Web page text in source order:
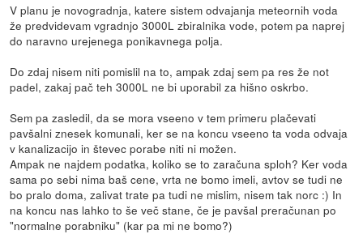
V planu je novogradnja, katere sistem odvajanja meteornih voda
že predvidevam vgradnjo 3000L zbiralnika vode, potem pa naprej
do naravno urejenega ponikavnega polja.
Do zdaj nisem niti pomislil na to, ampak zdaj sem pa res že not
padel, zakaj pač teh 3000L ne bi uporabil za hišno oskrbo.
Sem pa zasledil, da se mora vseeno v tem primeru plačevati
pavšalni znesek komunali, ker se na koncu vseeno ta voda odvaja
v kanalizacijo in števec porabe niti ni možen.
Ampak ne najdem podatka, koliko se to zaračuna sploh? Ker voda
sama po sebi nima baš cene, vrta ne bomo imeli, avtov se tudi ne
bo pralo doma, zalivat trate pa tudi ne mislim, nisem tak norc :) In
na koncu nas lahko to še več stane, če je pavšal preračunan po
"normalne porabniku" (kar pa mi ne bomo?)